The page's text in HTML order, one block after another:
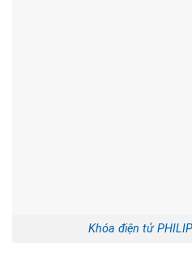
Khóa điện tử